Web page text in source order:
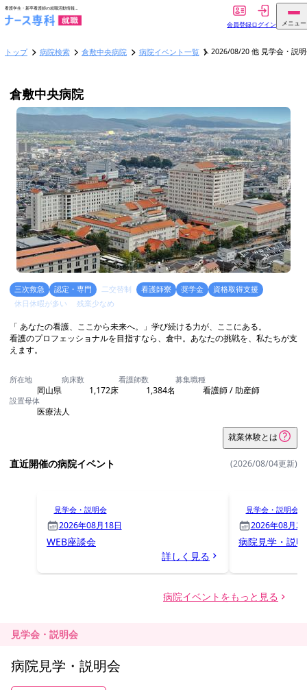
見学会・説明会
病院見学・説明会